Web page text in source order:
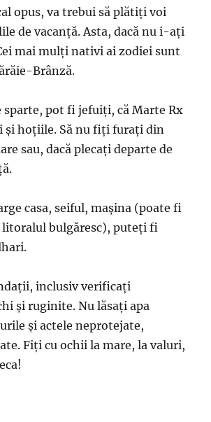
opus, va trebui să plătiţi voi
de vacanţă. Asta, dacă nu i-aţi
mai mulţi nativi ai zodiei sunt
Brânză.
sparte, pot fi jefuiţi, că Marte Rx
şi hoţiile. Să nu fiţi furaţi din
sau, dacă plecaţi departe de
casa, seiful, maşina (poate fi
bulgăresc), puteţi fi
inclusiv verificaţi
şi ruginite. Nu lăsaţi apa
şi actele neprotejate,
Fiţi cu ochii la mare, la valuri,